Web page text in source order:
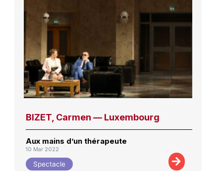
BIZET, Carmen — Luxembourg
Aux mains d’un thérapeute
10 Mar 2022
Spectacle